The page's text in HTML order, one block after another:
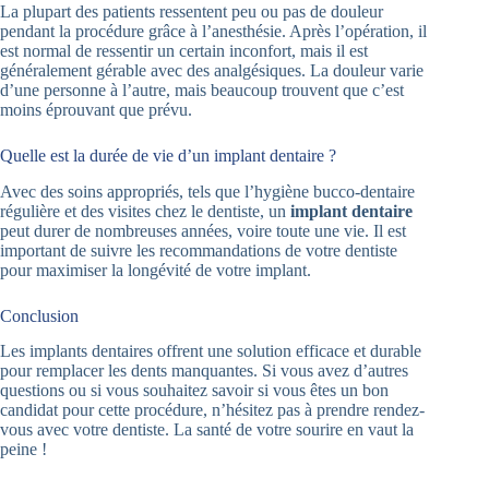
La plupart des patients ressentent peu ou pas de douleur
pendant la procédure grâce à l’anesthésie. Après l’opération, il
est normal de ressentir un certain inconfort, mais il est
généralement gérable avec des analgésiques. La douleur varie
d’une personne à l’autre, mais beaucoup trouvent que c’est
moins éprouvant que prévu.
Quelle est la durée de vie d’un implant dentaire ?
Avec des soins appropriés, tels que l’hygiène bucco-dentaire
régulière et des visites chez le dentiste, un implant dentaire
peut durer de nombreuses années, voire toute une vie. Il est
important de suivre les recommandations de votre dentiste
pour maximiser la longévité de votre implant.
Conclusion
Les implants dentaires offrent une solution efficace et durable
pour remplacer les dents manquantes. Si vous avez d’autres
questions ou si vous souhaitez savoir si vous êtes un bon
candidat pour cette procédure, n’hésitez pas à prendre rendez-
vous avec votre dentiste. La santé de votre sourire en vaut la
peine !